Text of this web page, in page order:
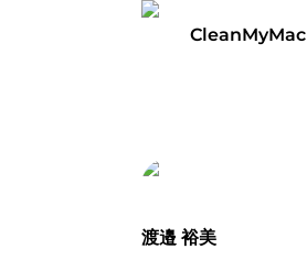
CleanMyMac
渡邉 裕美